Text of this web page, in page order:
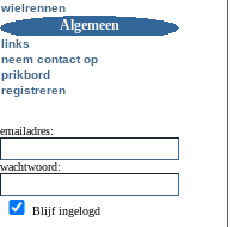
wielrennen
Algemeen
links
neem contact op
prikbord
registreren
emailadres:
wachtwoord:
Blijf ingelogd